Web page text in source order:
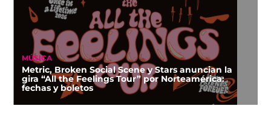
MÚSICA
Metric, Broken Social Scene y Stars anuncian la
gira “All the Feelings Tour” por Norteamérica:
fechas y boletos